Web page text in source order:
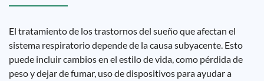
El tratamiento de los trastornos del sueño que afectan el
sistema respiratorio depende de la causa subyacente. Esto
puede incluir cambios en el estilo de vida, como pérdida de
peso y dejar de fumar, uso de dispositivos para ayudar a